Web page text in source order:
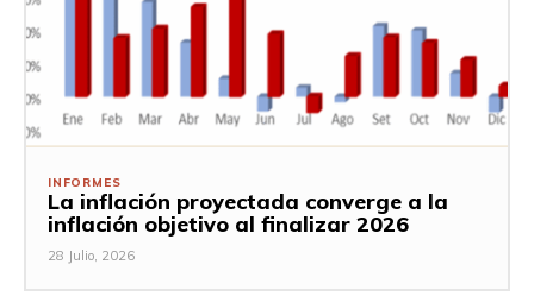
INFORMES
La inflación proyectada converge a la
inflación objetivo al finalizar 2026
28 Julio, 2026